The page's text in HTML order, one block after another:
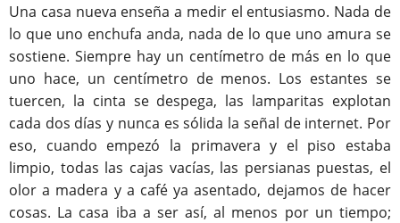
Una casa nueva enseña a medir el entusiasmo. Nada de
lo que uno enchufa anda, nada de lo que uno amura se
sostiene. Siempre hay un centímetro de más en lo que
uno hace, un centímetro de menos. Los estantes se
tuercen, la cinta se despega, las lamparitas explotan
cada dos días y nunca es sólida la señal de internet. Por
eso, cuando empezó la primavera y el piso estaba
limpio, todas las cajas vacías, las persianas puestas, el
olor a madera y a café ya asentado, dejamos de hacer
cosas. La casa iba a ser así, al menos por un tiempo;